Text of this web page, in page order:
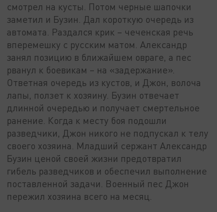
смотрел на кусты. Потом черные шапочки
заметил и Бузин. Дал короткую очередь из
автомата. Раздался крик – чеченская речь
вперемешку с русским матом. Александр
занял позицию в ближайшем овраге, а пес
рванул к боевикам – на «задержание».
Ответная очередь из кустов, и Джон, волоча
лапы, ползет к хозяину. Бузин отвечает
длинной очередью и получает смертельное
ранение. Когда к месту боя подошли
разведчики, Джон никого не подпускал к телу
своего хозяина. Младший сержант Александр
Бузин ценой своей жизни предотвратил
гибель разведчиков и обеспечил выполнение
поставленной задачи. Военный пес Джон
пережил хозяина всего на месяц.